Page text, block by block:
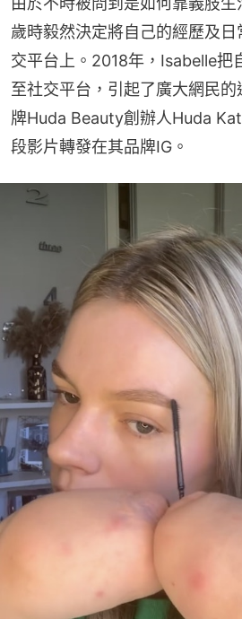
歲時毅然決定將自己的經歷及
交平台上。2018年，Isabelle把
至社交平台，引起了廣大網民
牌Huda Beauty創辦人Huda
段影片轉發在其品牌IG。